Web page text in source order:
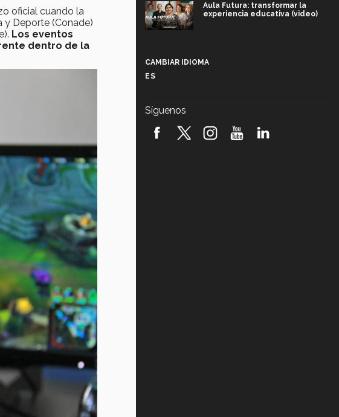
oficial cuando la
y Deporte (Conade)
Los eventos
dentro de la
Aula Futura: transformar la
experiencia educativa (video)
robótica FIRST 2026! (video)
CAMBIAR IDIOMA
ES
Síguenos